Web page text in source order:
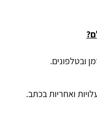
ובטלפונים.
ואחריות בכתב.